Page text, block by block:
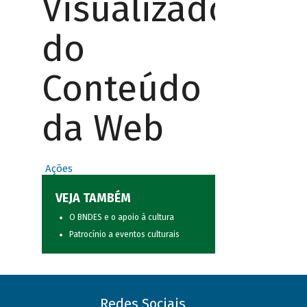
Visualizador
do
Conteúdo
da Web
Ações
VEJA TAMBÉM
O BNDES e o apoio à cultura
Patrocínio a eventos culturais
Redes Sociais